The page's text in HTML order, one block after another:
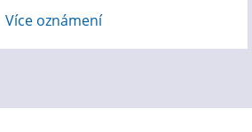
Více oznámení